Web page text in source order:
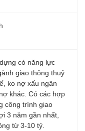
có năng lực
giao thông thuỷ
ko nợ xấu ngân
khác. Có các hợp
công trình giao
3 năm gần nhất,
từ 3-10 tỷ.